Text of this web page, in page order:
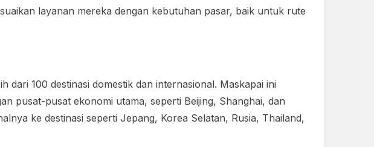
layanan mereka dengan kebutuhan pasar, baik untuk rute
100 destinasi domestik dan internasional. Maskapai ini
pusat-pusat ekonomi utama, seperti Beijing, Shanghai, dan
ke destinasi seperti Jepang, Korea Selatan, Rusia, Thailand,